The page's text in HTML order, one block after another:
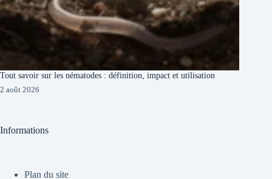
Tout savoir sur les nématodes : définition, impact et utilisation
2 août 2026
Informations
Plan du site